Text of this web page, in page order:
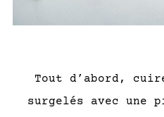
Tout d’abord,
surgelés avec une